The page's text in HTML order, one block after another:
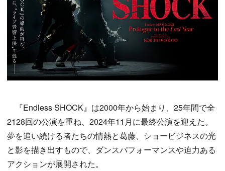
『Endless SHOCK』は2000年から始まり、25年間で全
2128回の公演を重ね、2024年11月に最終公演を迎えた。
夢を追い続ける者たちの情熱と葛藤、ショービジネスの光
と影を描き出すもので、ダンスパフォーマンスや迫力ある
アクションが展開された。